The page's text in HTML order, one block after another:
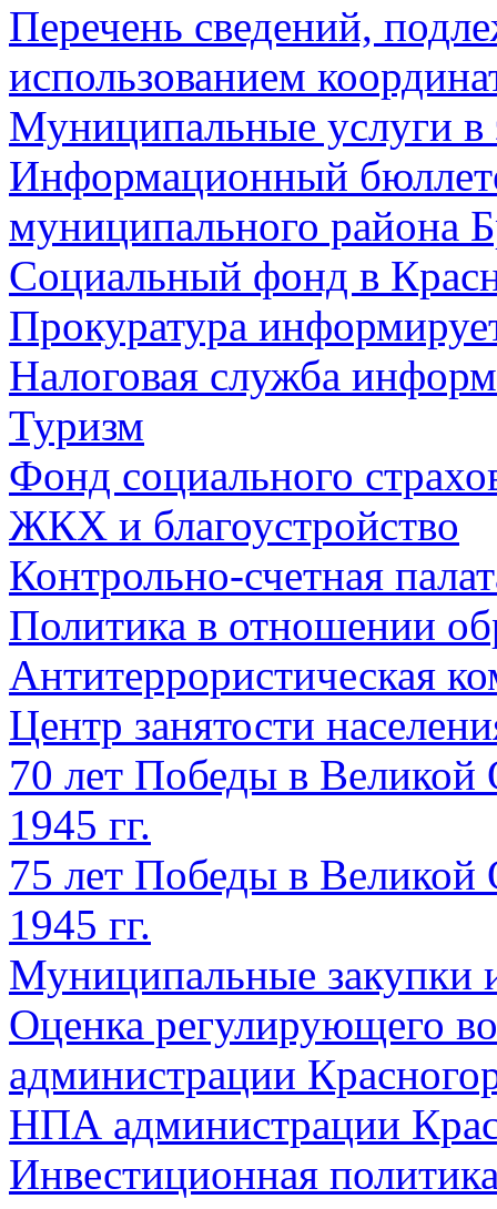
Перечень сведений,
использованием
Муниципальные услуги в
Информационный
муниципального района
Социальный фонд в
Прокуратура
Налоговая служба
Туризм
Фонд социального
ЖКХ и благоустройство
Контрольно-счетная
Политика в отношении
Антитеррористическая
Центр занятости
70 лет Победы в Великой
1945 гг.
75 лет Победы в Великой
1945 гг.
Муниципальные закупки
Оценка регулирующего
администрации
НПА администрации
Инвестиционная